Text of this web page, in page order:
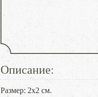
Описание:
Размер: 2х2 см.